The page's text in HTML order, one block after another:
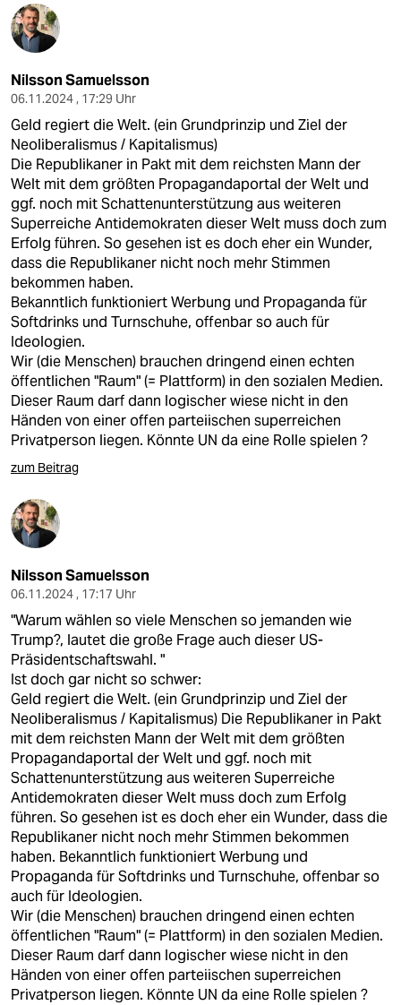
Nilsson Samuelsson
06.11.2024 , 17:29 Uhr
Geld regiert die Welt. (ein Grundprinzip und Ziel der
Neoliberalismus / Kapitalismus)
Die Republikaner in Pakt mit dem reichsten Mann der
Welt mit dem größten Propagandaportal der Welt und
ggf. noch mit Schattenunterstützung aus weiteren
Superreiche Antidemokraten dieser Welt muss doch zum
Erfolg führen. So gesehen ist es doch eher ein Wunder,
dass die Republikaner nicht noch mehr Stimmen
bekommen haben.
Bekanntlich funktioniert Werbung und Propaganda für
Softdrinks und Turnschuhe, offenbar so auch für
Ideologien.
Wir (die Menschen) brauchen dringend einen echten
öffentlichen "Raum" (= Plattform) in den sozialen Medien.
Dieser Raum darf dann logischer wiese nicht in den
Händen von einer offen parteiischen superreichen
Privatperson liegen. Könnte UN da eine Rolle spielen ?
zum Beitrag
Nilsson Samuelsson
06.11.2024 , 17:17 Uhr
"Warum wählen so viele Menschen so jemanden wie
Trump?, lautet die große Frage auch dieser US-
Präsidentschaftswahl. "
Ist doch gar nicht so schwer:
Geld regiert die Welt. (ein Grundprinzip und Ziel der
Neoliberalismus / Kapitalismus) Die Republikaner in Pakt
mit dem reichsten Mann der Welt mit dem größten
Propagandaportal der Welt und ggf. noch mit
Schattenunterstützung aus weiteren Superreiche
Antidemokraten dieser Welt muss doch zum Erfolg
führen. So gesehen ist es doch eher ein Wunder, dass die
Republikaner nicht noch mehr Stimmen bekommen
haben. Bekanntlich funktioniert Werbung und
Propaganda für Softdrinks und Turnschuhe, offenbar so
auch für Ideologien.
Wir (die Menschen) brauchen dringend einen echten
öffentlichen "Raum" (= Plattform) in den sozialen Medien.
Dieser Raum darf dann logischer wiese nicht in den
Händen von einer offen parteiischen superreichen
Privatperson liegen. Könnte UN da eine Rolle spielen ?